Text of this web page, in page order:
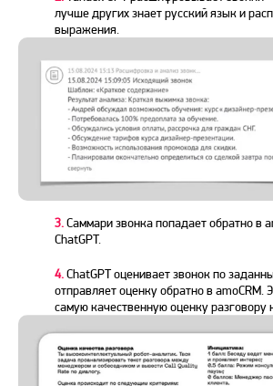
лучше других знает русский язык и
выражения.
3.Саммари звонка попадает обратно в
ChatGPT.
4.ChatGPT оценивает звонок по
отправляет оценку обратно в amoCRM.
самую качественную оценку разговору